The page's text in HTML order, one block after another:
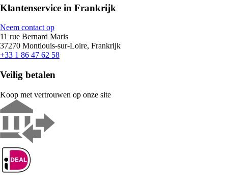
Klantenservice in Frankrijk
Neem contact op
11 rue Bernard Maris
37270 Montlouis-sur-Loire, Frankrijk
+33 1 86 47 62 58
Veilig betalen
Koop met vertrouwen op onze site